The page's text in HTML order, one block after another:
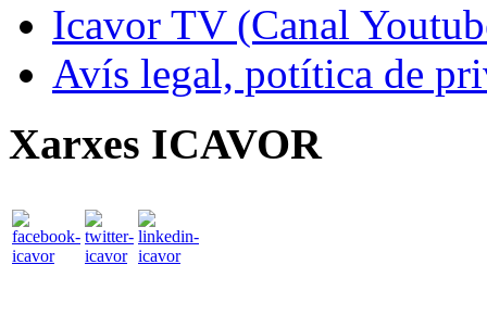
Icavor TV (Canal
Avís legal, potítica de
Xarxes ICAVOR